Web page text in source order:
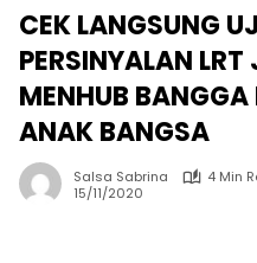
CEK LANGSUNG
PERSINYALAN
MENHUB
ANAK BANGSA
Salsa Sabrina
4 Min
15/11/2020